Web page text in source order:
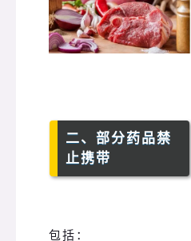
二、部分药品禁
止携带
包括：